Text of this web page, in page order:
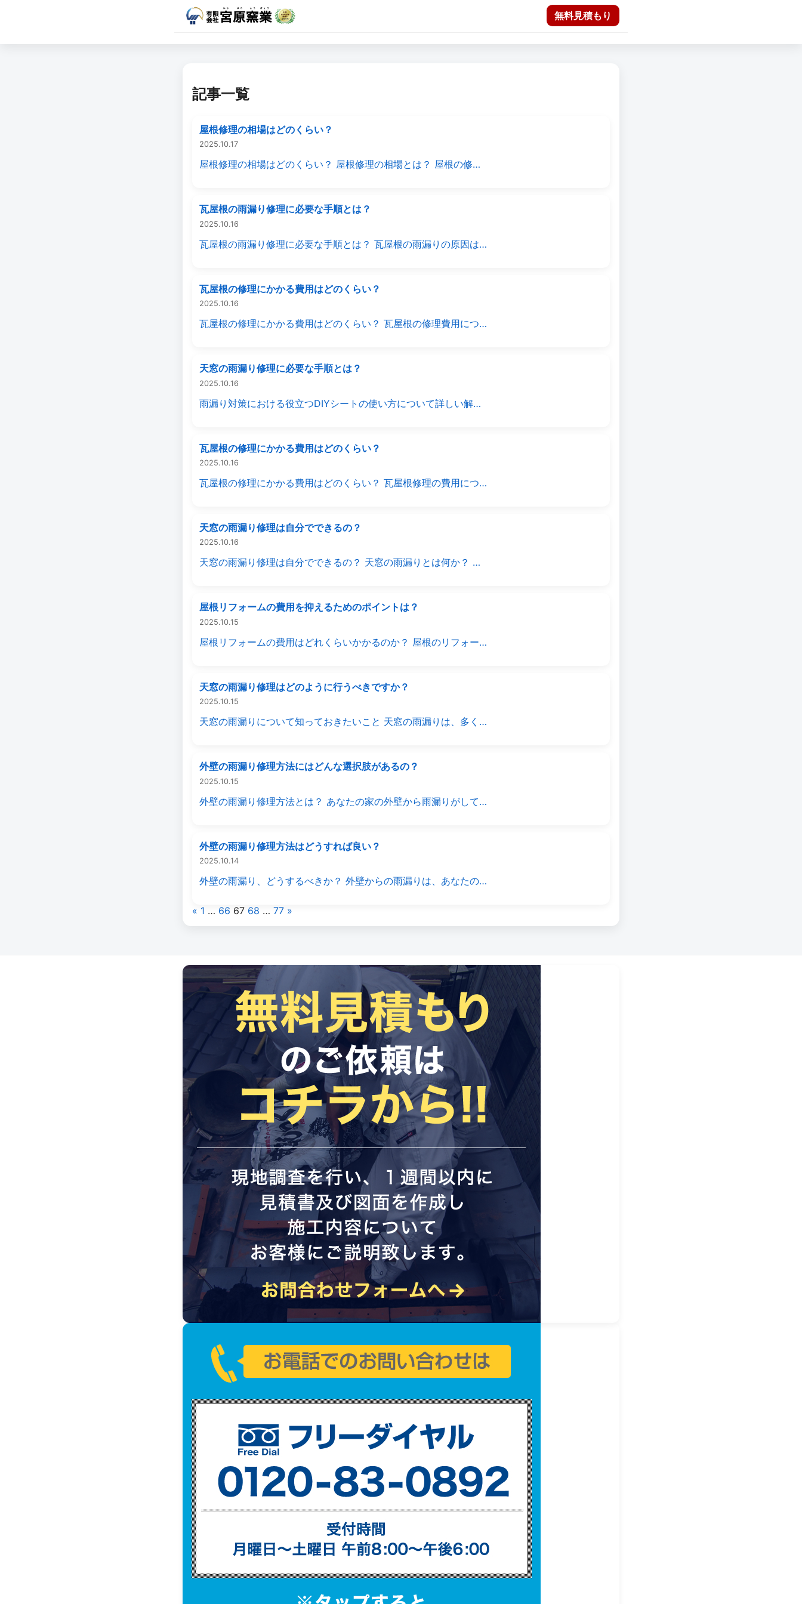
無料見積もり
記事一覧
屋根修理の相場はどのくらい？
2025.10.17
屋根修理の相場はどのくらい？ 屋根修理の相場とは？ 屋根の修…
瓦屋根の雨漏り修理に必要な手順とは？
2025.10.16
瓦屋根の雨漏り修理に必要な手順とは？ 瓦屋根の雨漏りの原因は…
瓦屋根の修理にかかる費用はどのくらい？
2025.10.16
瓦屋根の修理にかかる費用はどのくらい？ 瓦屋根の修理費用につ…
天窓の雨漏り修理に必要な手順とは？
2025.10.16
雨漏り対策における役立つDIYシートの使い方について詳しい解…
瓦屋根の修理にかかる費用はどのくらい？
2025.10.16
瓦屋根の修理にかかる費用はどのくらい？ 瓦屋根修理の費用につ…
天窓の雨漏り修理は自分でできるの？
2025.10.16
天窓の雨漏り修理は自分でできるの？ 天窓の雨漏りとは何か？ …
屋根リフォームの費用を抑えるためのポイントは？
2025.10.15
屋根リフォームの費用はどれくらいかかるのか？ 屋根のリフォー…
天窓の雨漏り修理はどのように行うべきですか？
2025.10.15
天窓の雨漏りについて知っておきたいこと 天窓の雨漏りは、多く…
外壁の雨漏り修理方法にはどんな選択肢があるの？
2025.10.15
外壁の雨漏り修理方法とは？ あなたの家の外壁から雨漏りがして…
外壁の雨漏り修理方法はどうすれば良い？
2025.10.14
外壁の雨漏り、どうするべきか？ 外壁からの雨漏りは、あなたの…
投
ペ
ー
り
« 1 … 66 67 68 … 77 »